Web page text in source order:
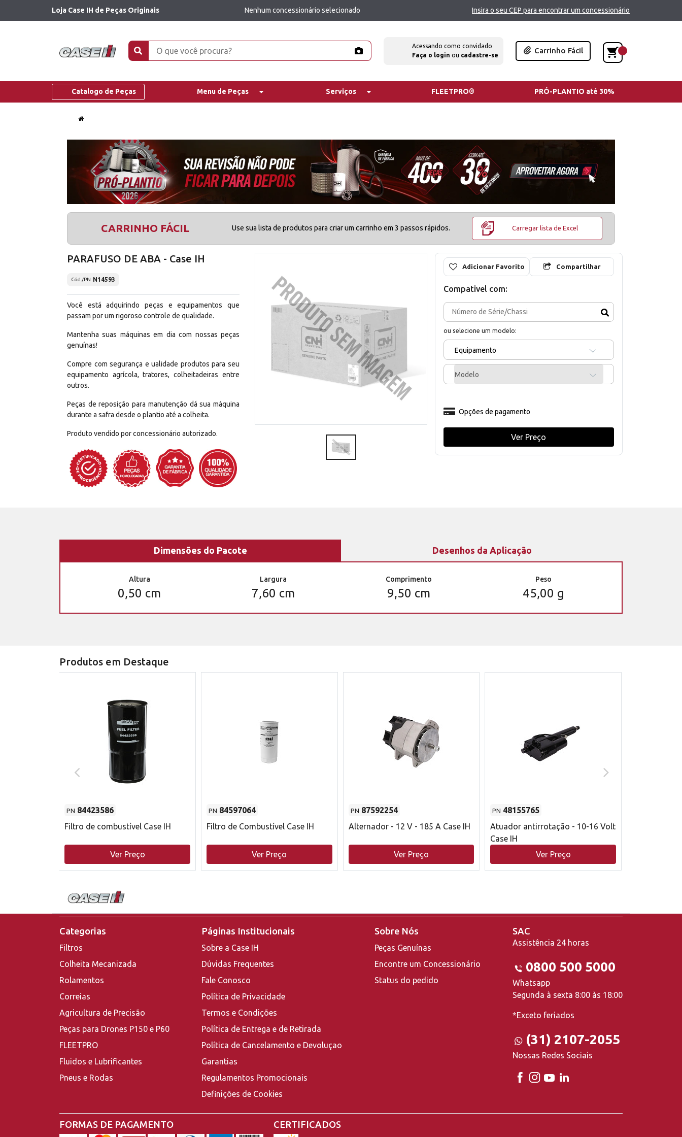
Loja Case IH de Peças Originais Nenhum concessionário selecionado Insira o seu CEP para encontrar um concessionário
Acessando como convidado
Faça o login ou cadastre-se
Carrinho Fácil
Catalogo de Peças Menu de Peças Serviços FLEETPRO® PRÓ-PLANTIO até 30%
CARRINHO FÁCIL Use sua lista de produtos para criar um carrinho em 3 passos rápidos. Carregar lista de Excel
PARAFUSO DE ABA - Case IH
Cód./PN N14593
Você está adquirindo peças e equipamentos que
passam por um rigoroso controle de qualidade.
Mantenha suas máquinas em dia com nossas peças
genuínas!
Compre com segurança e ualidade produtos para seu
equipamento agrícola, tratores, colheitadeiras entre
outros.
Peças de reposição para manutenção dá sua máquina
durante a safra desde o plantio até a colheita.
Produto vendido por concessionário autorizado.
Adicionar Favorito Compartilhar
Compativel com:
ou selecione um modelo:
Equipamento
Modelo
Opções de pagamento
Ver Preço
Dimensões do Pacote Desenhos da Aplicação
Altura
0,50 cm
Largura
7,60 cm
Comprimento
9,50 cm
Peso
45,00 g
Produtos em Destaque
PN 84423586
Filtro de combustível Case IH
Ver Preço
PN 84597064
Filtro de Combustível Case IH
Ver Preço
PN 87592254
Alternador - 12 V - 185 A Case IH
Ver Preço
PN 48155765
Atuador antirrotação - 10-16 Volt
Case IH
Ver Preço
Categorias
Filtros
Colheita Mecanizada
Rolamentos
Correias
Agricultura de Precisão
Peças para Drones P150 e P60
FLEETPRO
Fluidos e Lubrificantes
Pneus e Rodas
Páginas Institucionais
Sobre a Case IH
Dúvidas Frequentes
Fale Conosco
Política de Privacidade
Termos e Condições
Política de Entrega e de Retirada
Política de Cancelamento e Devoluçao
Garantias
Regulamentos Promocionais
Definições de Cookies
Sobre Nós
Peças Genuínas
Encontre um Concessionário
Status do pedido
SAC
Assistência 24 horas
0800 500 5000
Whatsapp
Segunda à sexta 8:00 às 18:00
*Exceto feriados
(31) 2107-2055
Nossas Redes Sociais
FORMAS DE PAGAMENTO CERTIFICADOS